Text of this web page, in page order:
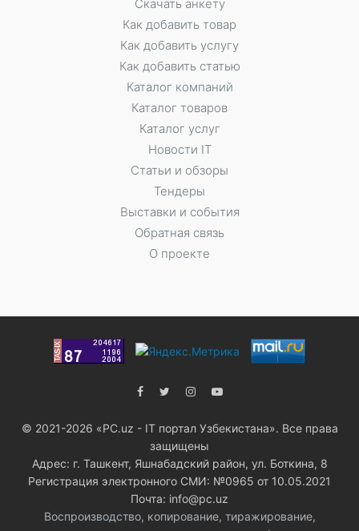
Скачать анкету
Как добавить товар
Как добавить услугу
Как добавить статью
Каталог компаний
Каталог товаров
Каталог услуг
Новости IT
Статьи и обзоры
Тендеры
Выставки и события
Обратная связь
О проекте
© 2021-2026 «PC.uz - IT портал Узбекистана». Все права
защищены
Адрес: г. Ташкент, Яшнабадский район, ул. Боткина, 8
Регистрация электронного СМИ: №0965 от 10.05.2021
Почта: info@pc.uz
Воспроизводство, копирование, тиражирование,